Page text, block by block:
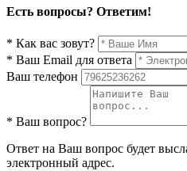
Есть вопросы? Ответим!
* Как вас зовут?
* Ваш Email для ответа
Ваш телефон
* Ваш вопрос?
Ответ на Ваш вопрос будет
электронный адрес.